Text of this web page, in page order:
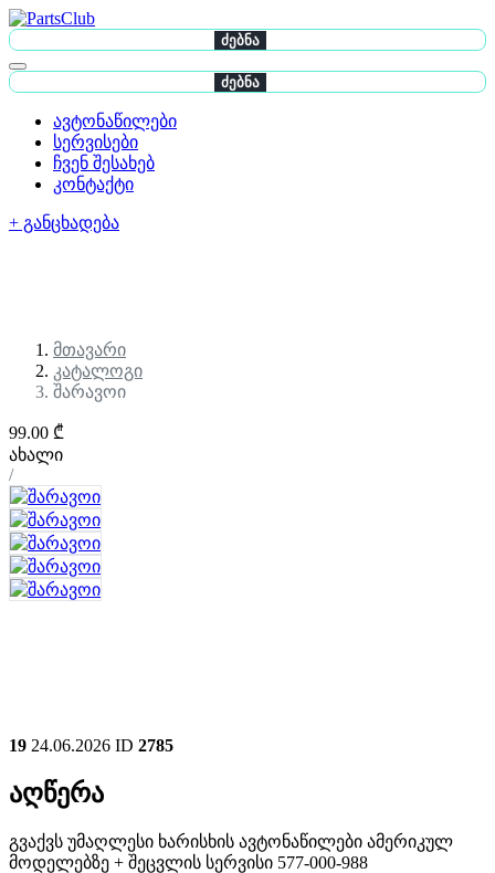
ძებნა
ძებნა
ავტონაწილები
სერვისები
ჩვენ შესახებ
კონტაქტი
+ განცხადება
მთავარი
კატალოგი
შარავოი
99.00 ₾
ახალი
/
19 24.06.2026 ID 2785
აღწერა
გვაქვს უმაღლესი ხარისხის ავტონაწილები ამერიკულ
მოდელებზე + შეცვლის სერვისი 577-000-988